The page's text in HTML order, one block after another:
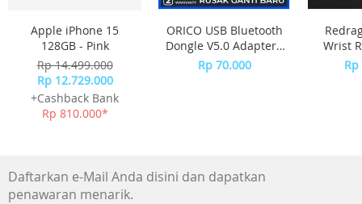
dilakukan sebelum pesanan diselesaikan) dan wajib video
unboxing
Apple iPhone 15
128GB - Pink
Rp 14.499.000
Rp 12.729.000
+Cashback Bank
Rp 810.000*
ORICO USB Bluetooth
Dongle V5.0 Adapter -
BTA-508 - WHITE
Rp 70.000
Wrist
Daftarkan e-Mail Anda disini dan dapatkan
penawaran menarik.